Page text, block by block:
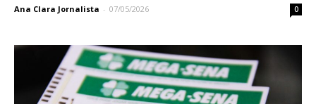
Ana Clara Jornalista - 07/05/2026 0